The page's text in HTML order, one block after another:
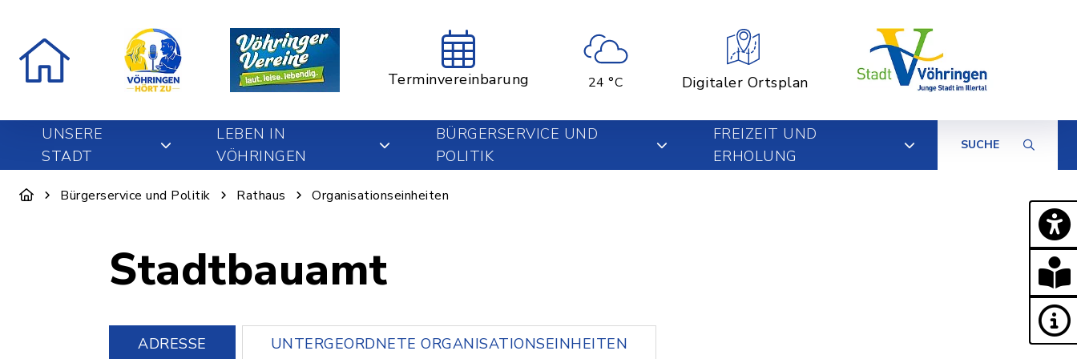
Terminvereinbarung 24 °C Digitaler Ortsplan
UNSERE
STADT
LEBEN IN
VÖHRINGEN
BÜRGERSERVICE UND
POLITIK
FREIZEIT UND
ERHOLUNG
SUCHE
Bürgerservice und Politik Rathaus Organisationseinheiten
Stadtbauamt
ADRESSE UNTERGEORDNETE ORGANISATIONSEINHEITEN